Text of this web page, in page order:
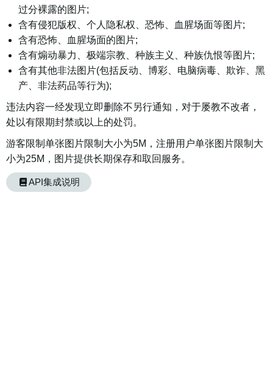
过分裸露的图片;
含有侵犯版权、个人隐私权、恐怖、血腥场面等图片;
含有恐怖、血腥场面的图片;
含有煽动暴力、极端宗教、种族主义、种族仇恨等图片;
含有其他非法图片(包括反动、博彩、电脑病毒、欺诈、黑
产、非法药品等行为);
违法内容一经发现立即删除不另行通知，对于屡教不改者，
处以有限期封禁或以上的处罚。
游客限制单张图片限制大小为5M，注册用户单张图片限制大
小为25M，图片提供长期保存和取回服务。
API集成说明